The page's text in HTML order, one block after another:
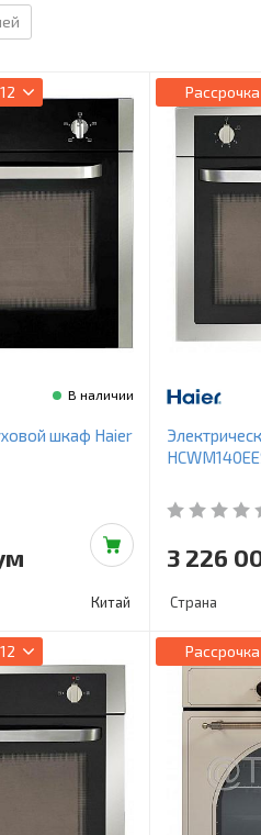
В наличии
шкаф Haier
Китай
Рассрочка
3 226
Страна
Рассрочка